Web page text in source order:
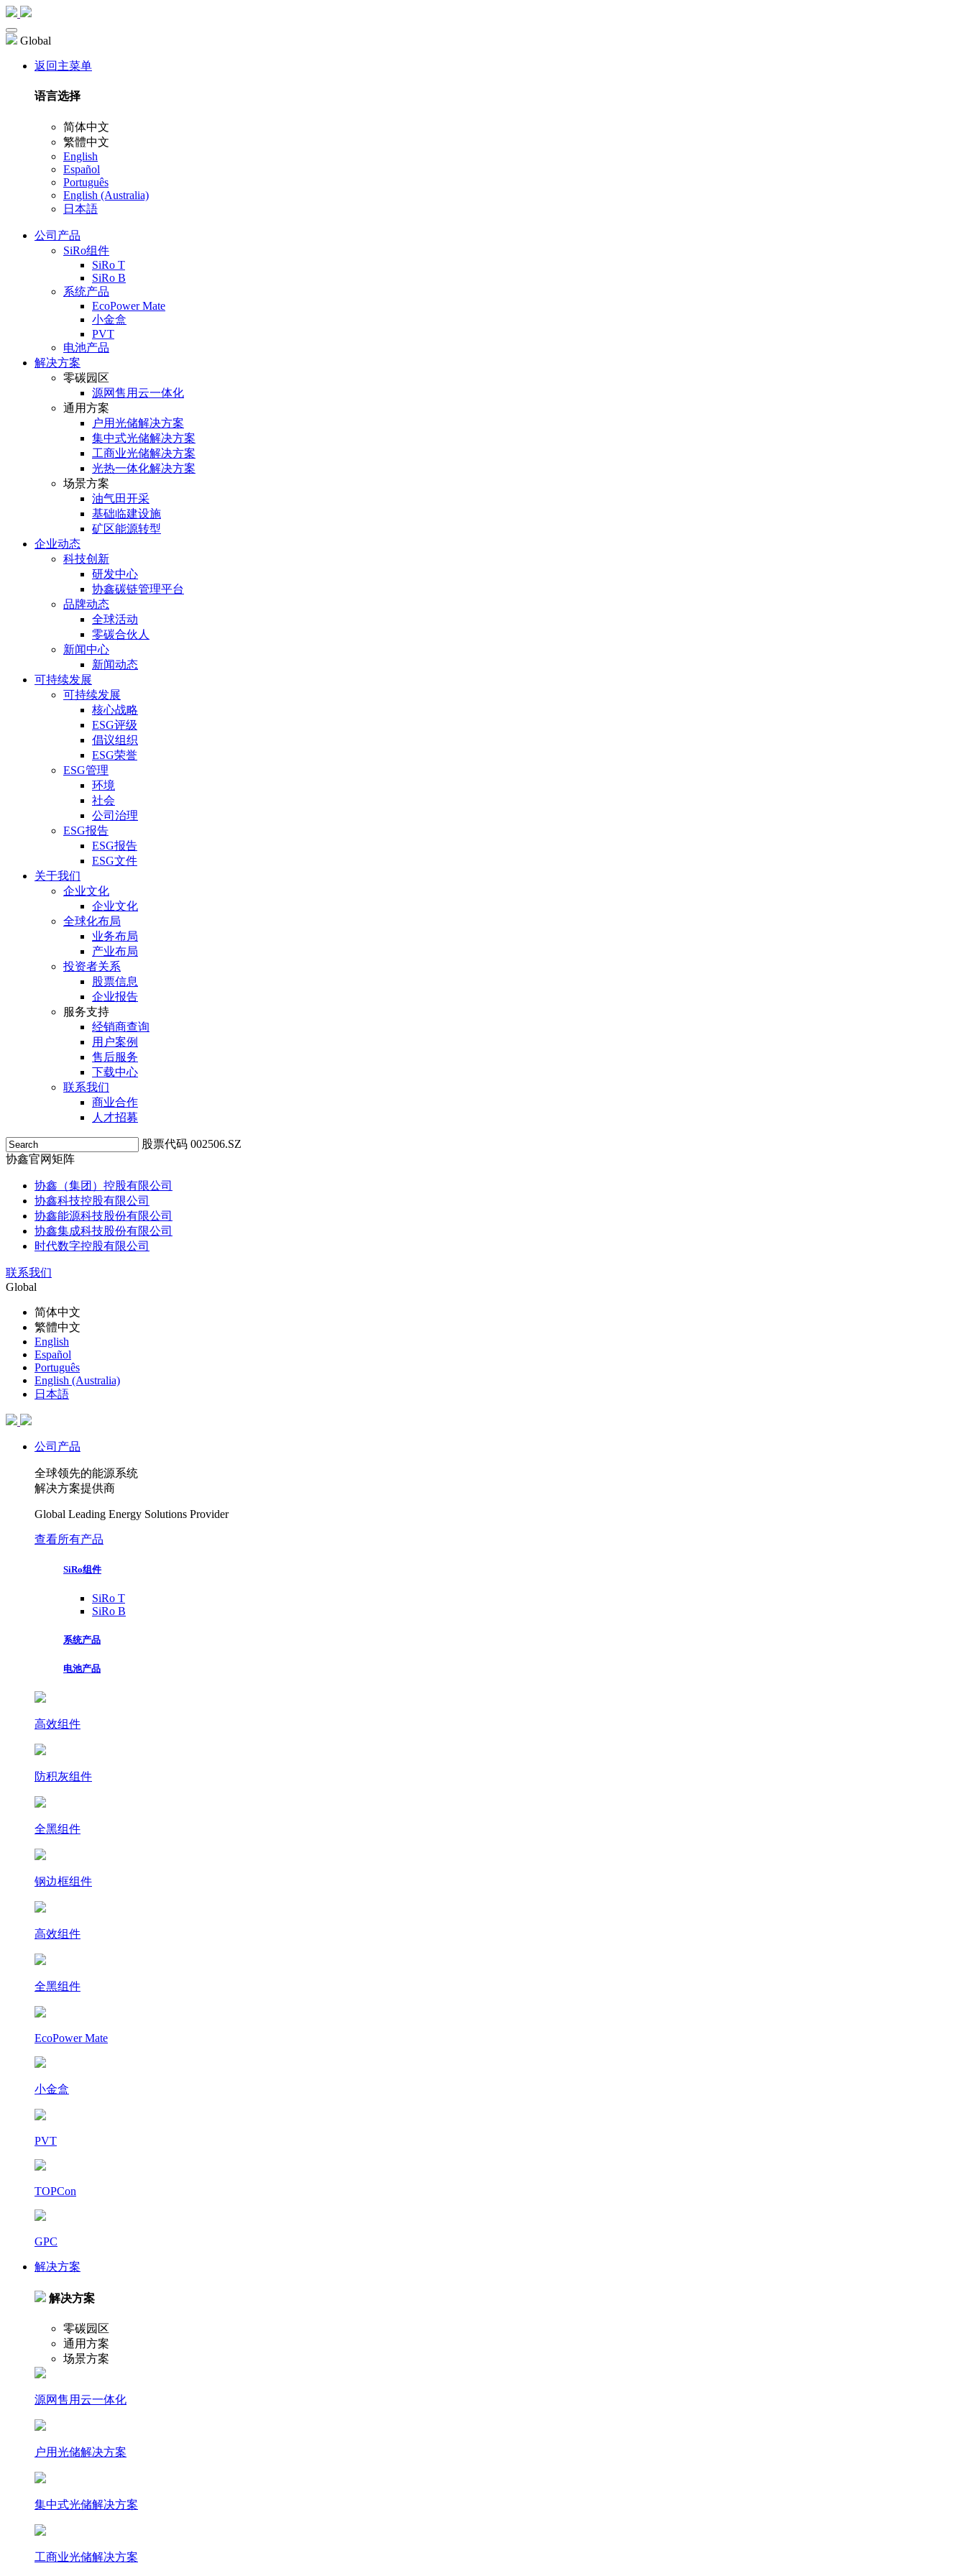
Global
返回主菜单
语言选择
简体中文
繁體中文
English
Español
Português
English (Australia)
日本語
公司产品
SiRo组件
SiRo T
SiRo B
系统产品
EcoPower Mate
小金盒
PVT
电池产品
解决方案
零碳园区
源网售用云一体化
通用方案
户⽤光储解决⽅案
集中式光储解决⽅案
⼯商业光储解决⽅案
光热⼀体化解决⽅案
场景方案
油气田开采
基础临建设施
矿区能源转型
企业动态
科技创新
研发中心
协鑫碳链管理平台
品牌动态
全球活动
零碳合伙人
新闻中心
新闻动态
可持续发展
可持续发展
核心战略
ESG评级
倡议组织
ESG荣誉
ESG管理
环境
社会
公司治理
ESG报告
ESG报告
ESG文件
关于我们
企业文化
企业文化
全球化布局
业务布局
产业布局
投资者关系
股票信息
企业报告
服务支持
经销商查询
用户案例
售后服务
下载中心
联系我们
商业合作
人才招募
股票代码 002506.SZ
协鑫官网矩阵
协鑫（集团）控股有限公司
协鑫科技控股有限公司
协鑫能源科技股份有限公司
协鑫集成科技股份有限公司
时代数字控股有限公司
联系我们
Global
简体中文
繁體中文
English
Español
Português
English (Australia)
日本語
公司产品
全球领先的能源系统
解决方案提供商
Global Leading Energy Solutions Provider
查看所有产品
SiRo组件
SiRo T
SiRo B
系统产品
电池产品
高效组件
防积灰组件
全黑组件
钢边框组件
高效组件
全黑组件
EcoPower Mate
小金盒
PVT
TOPCon
GPC
解决方案
解决方案
零碳园区
通用方案
场景方案
源网售用云一体化
户⽤光储解决⽅案
集中式光储解决⽅案
⼯商业光储解决⽅案